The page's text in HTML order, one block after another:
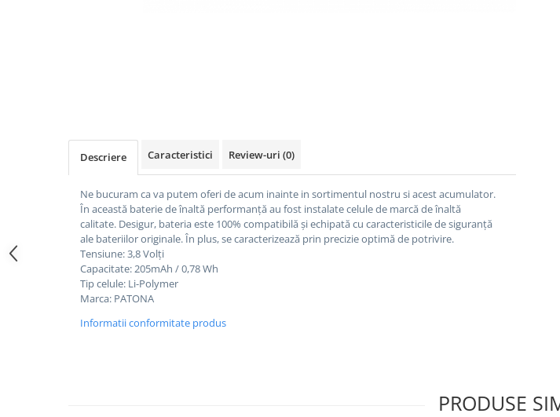
Scule electrice
Telefoane mobile
Produse de bucatarie kjøk
Accesorii kjøk
Cutite kjøk
Pachete Promo
Incarcatoare & acumulatori
Descriere Caracteristici Review-uri (0)
Ne bucuram ca va putem oferi de acum inainte in sortimentul nostru si acest acumulator.
În această baterie de înaltă performanță au fost instalate celule de marcă de înaltă
calitate. Desigur, bateria este 100% compatibilă și echipată cu caracteristicile de siguranță
ale bateriilor originale. În plus, se caracterizează prin precizie optimă de potrivire.
Tensiune: 3,8 Volți
Capacitate: 205mAh / 0,78 Wh
Tip celule: Li-Polymer
Marca: PATONA
Informatii conformitate produs
PRODUSE